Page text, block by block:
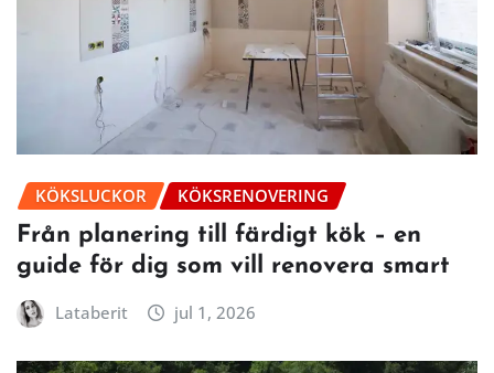
KÖKSLUCKOR KÖKSRENOVERING
Från planering till färdigt kök – en
guide för dig som vill renovera smart
Lataberit jul 1, 2026